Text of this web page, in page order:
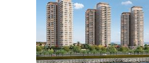
Esat BİNDESEN
Başkan Sekmen’den Erzurum’a
bir vizyon proje daha!
02 Ağustos 2026 Pazar